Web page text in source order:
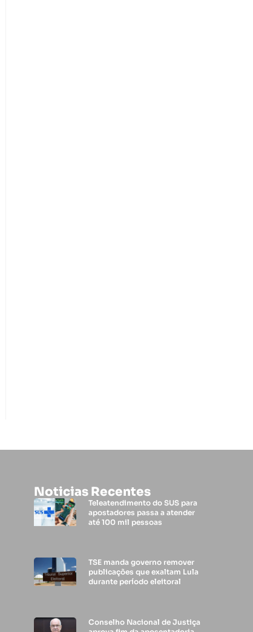
Noticias Recentes
Teleatendimento do SUS para
apostadores passa a atender
até 100 mil pessoas
TSE manda governo remover
publicações que exaltam Lula
durante período eleitoral
Conselho Nacional de Justiça